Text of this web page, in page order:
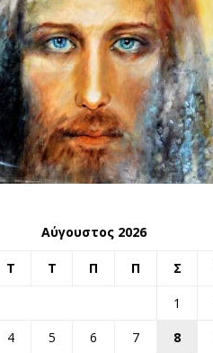
Αύγουστος 2026
Τ Τ Π Π Σ
1
4 5 6 7 8